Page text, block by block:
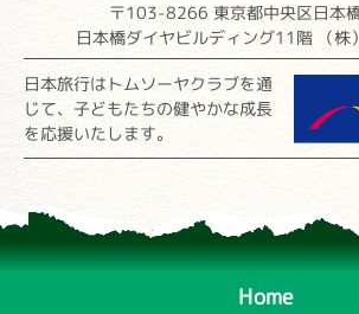
〒103-8266 東京都中央区日本
日本橋ダイヤビルディング11階 （株
日本旅行はトムソーヤクラブを通
じて、子どもたちの健やかな成長
を応援いたします。
Home